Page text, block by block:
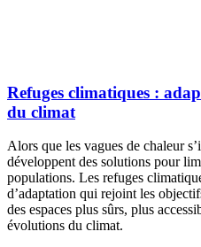
Refuges climatiques :
du climat
Alors que les vagues de chaleur
développent des solutions pour
populations. Les refuges
d’adaptation qui rejoint les
des espaces plus sûrs, plus
évolutions du climat.